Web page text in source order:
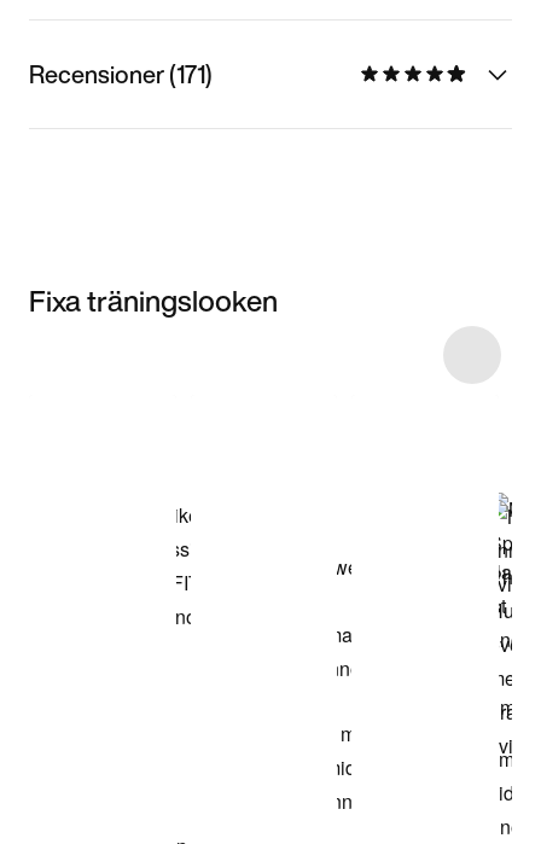
Recensioner (171)
Fixa träningslooken